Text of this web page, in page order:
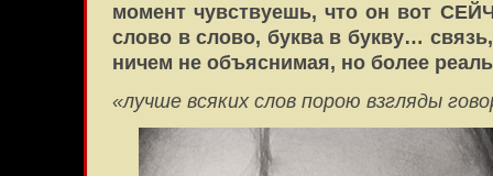
момент чувствуешь, что он вот
слово в слово, буква в букву…
ничем не объяснимая, но более
«лучше всяких слов порою взгляды